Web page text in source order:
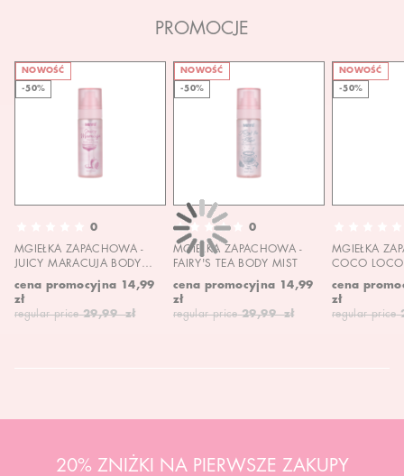
PROMOCJE
NOWOŚĆ
-50%
0
MGIEŁKA ZAPACHOWA -
JUICY MARACUJA BODY
cena promocyjna 14,99
zł
regular price 29,99 zł
NOWOŚĆ
-50%
0
MGIEŁKA ZAPACHOWA -
FAIRY'S TEA BODY MIST
cena promocyjna 14,99
zł
regular price 29,99 zł
NOWOŚĆ
-50%
MGIEŁKA
COCO
cena
zł
regular price
20% ZNIŻKI NA PIERWSZE ZAKUPY